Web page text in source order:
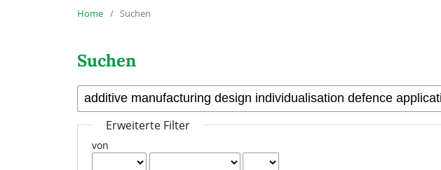
Home / Suchen
Suchen
Erweiterte Filter
von